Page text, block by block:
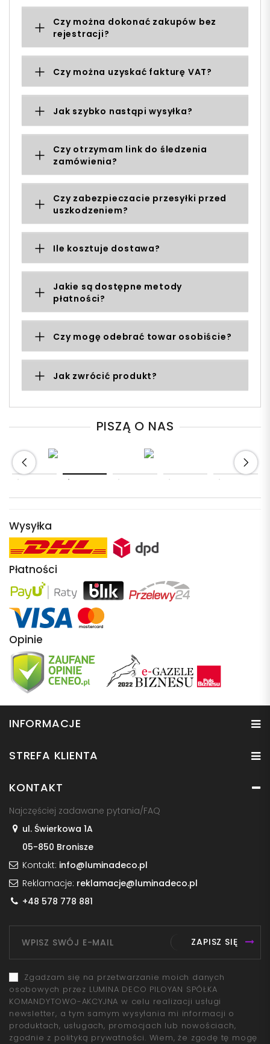
Czy można dokonać zakupów bez
rejestracji?
Czy można uzyskać fakturę VAT?
Jak szybko nastąpi wysyłka?
Czy otrzymam link do śledzenia
zamówienia?
Czy zabezpieczacie przesyłki przed
uszkodzeniem?
Ile kosztuje dostawa?
Jakie są dostępne metody
płatności?
Czy mogę odebrać towar osobiście?
Jak zwrócić produkt?
PISZĄ O NAS
Wysyłka
Płatności
Opinie
INFORMACJE
STREFA KLIENTA
KONTAKT
Najczęściej zadawane pytania/FAQ
ul. Świerkowa 1A
05-850 Bronisze
Kontakt: info@luminadeco.pl
Reklamacje: reklamacje@luminadeco.pl
+48 578 778 881
ZAPISZ SIĘ
Zgadzam się na przetwarzanie moich danych
osobowych przez LUMINA DECO PILOYAN SPÓŁKA
KOMANDYTOWO-AKCYJNA w celu realizacji usługi
newsletter, a tym samym wysyłania mi informacji o
produktach, usługach, promocjach lub nowościach,
zgodnie z polityką prywatności. Wiem, że zgodę tę mogę